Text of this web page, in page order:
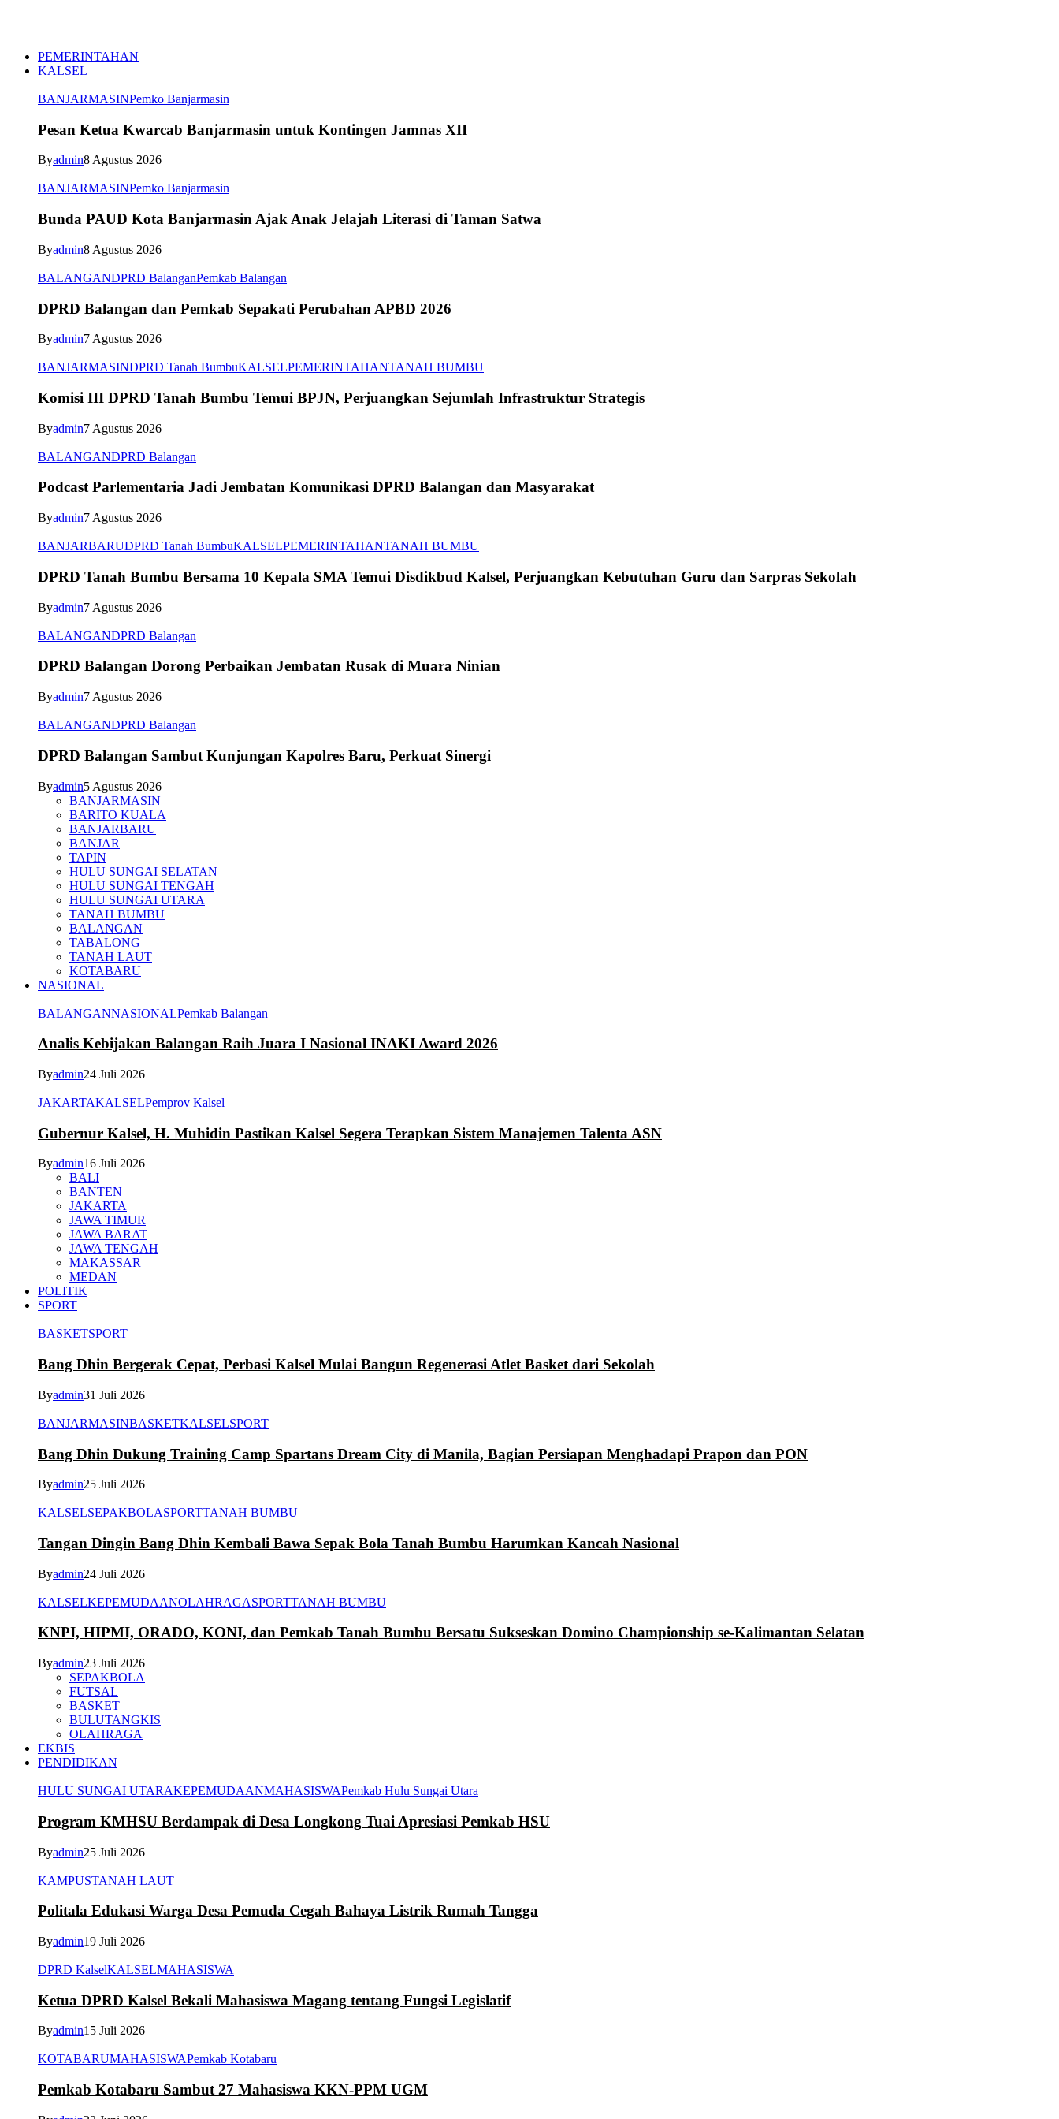
PEMERINTAHAN
KALSEL
BANJARMASINPemko Banjarmasin
Pesan Ketua Kwarcab Banjarmasin untuk Kontingen Jamnas XII
Byadmin8 Agustus 2026
BANJARMASINPemko Banjarmasin
Bunda PAUD Kota Banjarmasin Ajak Anak Jelajah Literasi di Taman Satwa
Byadmin8 Agustus 2026
BALANGANDPRD BalanganPemkab Balangan
DPRD Balangan dan Pemkab Sepakati Perubahan APBD 2026
Byadmin7 Agustus 2026
BANJARMASINDPRD Tanah BumbuKALSELPEMERINTAHANTANAH BUMBU
Komisi III DPRD Tanah Bumbu Temui BPJN, Perjuangkan Sejumlah Infrastruktur Strategis
Byadmin7 Agustus 2026
BALANGANDPRD Balangan
Podcast Parlementaria Jadi Jembatan Komunikasi DPRD Balangan dan Masyarakat
Byadmin7 Agustus 2026
BANJARBARUDPRD Tanah BumbuKALSELPEMERINTAHANTANAH BUMBU
DPRD Tanah Bumbu Bersama 10 Kepala SMA Temui Disdikbud Kalsel, Perjuangkan Kebutuhan Guru dan Sarpras Sekolah
Byadmin7 Agustus 2026
BALANGANDPRD Balangan
DPRD Balangan Dorong Perbaikan Jembatan Rusak di Muara Ninian
Byadmin7 Agustus 2026
BALANGANDPRD Balangan
DPRD Balangan Sambut Kunjungan Kapolres Baru, Perkuat Sinergi
Byadmin5 Agustus 2026
BANJARMASIN
BARITO KUALA
BANJARBARU
BANJAR
TAPIN
HULU SUNGAI SELATAN
HULU SUNGAI TENGAH
HULU SUNGAI UTARA
TANAH BUMBU
BALANGAN
TABALONG
TANAH LAUT
KOTABARU
NASIONAL
BALANGANNASIONALPemkab Balangan
Analis Kebijakan Balangan Raih Juara I Nasional INAKI Award 2026
Byadmin24 Juli 2026
JAKARTAKALSELPemprov Kalsel
Gubernur Kalsel, H. Muhidin Pastikan Kalsel Segera Terapkan Sistem Manajemen Talenta ASN
Byadmin16 Juli 2026
BALI
BANTEN
JAKARTA
JAWA TIMUR
JAWA BARAT
JAWA TENGAH
MAKASSAR
MEDAN
POLITIK
SPORT
BASKETSPORT
Bang Dhin Bergerak Cepat, Perbasi Kalsel Mulai Bangun Regenerasi Atlet Basket dari Sekolah
Byadmin31 Juli 2026
BANJARMASINBASKETKALSELSPORT
Bang Dhin Dukung Training Camp Spartans Dream City di Manila, Bagian Persiapan Menghadapi Prapon dan PON
Byadmin25 Juli 2026
KALSELSEPAKBOLASPORTTANAH BUMBU
Tangan Dingin Bang Dhin Kembali Bawa Sepak Bola Tanah Bumbu Harumkan Kancah Nasional
Byadmin24 Juli 2026
KALSELKEPEMUDAANOLAHRAGASPORTTANAH BUMBU
KNPI, HIPMI, ORADO, KONI, dan Pemkab Tanah Bumbu Bersatu Sukseskan Domino Championship se-Kalimantan Selatan
Byadmin23 Juli 2026
SEPAKBOLA
FUTSAL
BASKET
BULUTANGKIS
OLAHRAGA
EKBIS
PENDIDIKAN
HULU SUNGAI UTARAKEPEMUDAANMAHASISWAPemkab Hulu Sungai Utara
Program KMHSU Berdampak di Desa Longkong Tuai Apresiasi Pemkab HSU
Byadmin25 Juli 2026
KAMPUSTANAH LAUT
Politala Edukasi Warga Desa Pemuda Cegah Bahaya Listrik Rumah Tangga
Byadmin19 Juli 2026
DPRD KalselKALSELMAHASISWA
Ketua DPRD Kalsel Bekali Mahasiswa Magang tentang Fungsi Legislatif
Byadmin15 Juli 2026
KOTABARUMAHASISWAPemkab Kotabaru
Pemkab Kotabaru Sambut 27 Mahasiswa KKN-PPM UGM